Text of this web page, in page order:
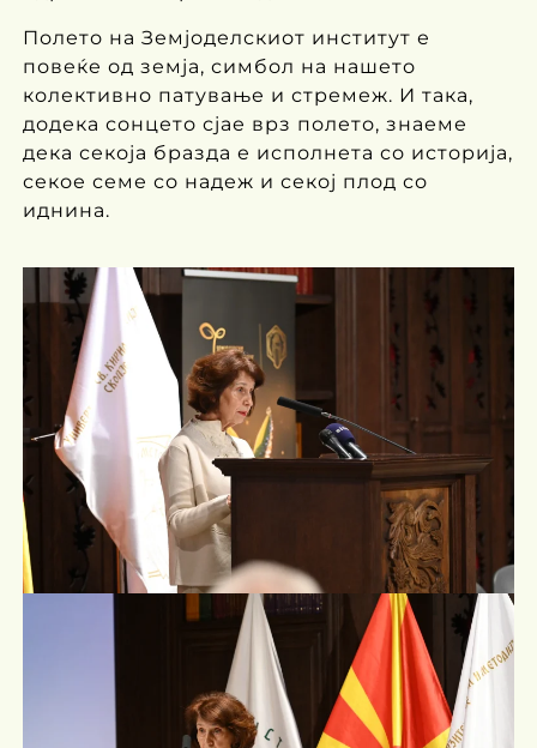
Полето на Земјоделскиот институт е
повеќе од земја, симбол на нашето
колективно патување и стремеж. И така,
додека сонцето сјае врз полето, знаеме
дека секоја бразда е исполнета со историја,
секое семе со надеж и секој плод со
иднина.